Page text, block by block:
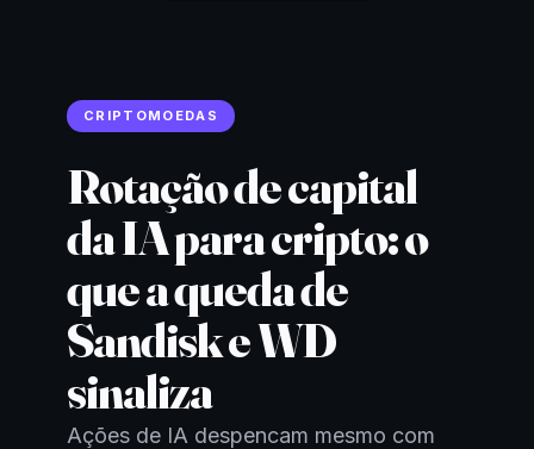
CRIPTOMOEDAS
Rotação de capital
da IA para cripto: o
que a queda de
Sandisk e WD
sinaliza
Ações de IA despencam mesmo com